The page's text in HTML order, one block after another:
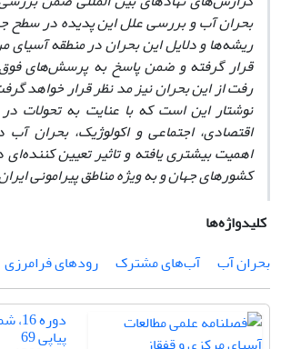
بحران آب و بررسی علل این پدیده در سطح
ریشه‌ها و دلایل این بحران در منطقه
قرار گرفته و ضمن پاسخ به پرسش‌های فوق
رفت از این بحران نیز مد نظر قرار خواهد
نوشتار این است که با عنایت به تحولات
اقتصادی، اجتماعی و اکولوژیک، بحران
اهمیت بیشتری یافته و تاثیر تعیین
کشورهای جهان و به ویژه مناطق پیرامونی
کلیدواژه‌ها
بحران آب
آب‌های مشترک رودهای فرامرزی
پیاپی 69